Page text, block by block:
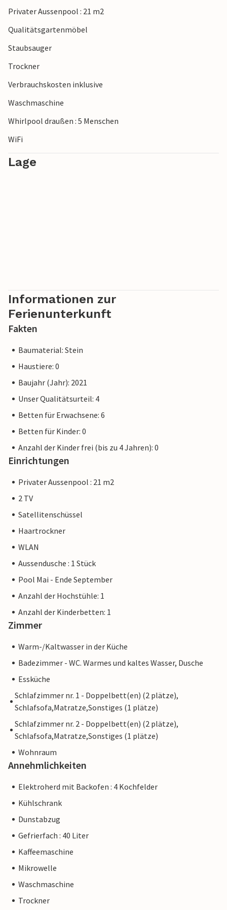
große Amphitheater.
Privater Aussenpool : 21 m2
Qualitätsgartenmöbel
Staubsauger
Trockner
Verbrauchskosten inklusive
Waschmaschine
Whirlpool draußen : 5 Menschen
WiFi
Lage
Informationen zur
Ferienunterkunft
Fakten
Baumaterial: Stein
Haustiere: 0
Baujahr (Jahr): 2021
Unser Qualitätsurteil: 4
Betten für Erwachsene: 6
Betten für Kinder: 0
Anzahl der Kinder frei (bis zu 4 Jahren): 0
Einrichtungen
Privater Aussenpool : 21 m2
2 TV
Satellitenschüssel
Haartrockner
WLAN
Aussendusche : 1 Stück
Pool Mai - Ende September
Anzahl der Hochstühle: 1
Anzahl der Kinderbetten: 1
Zimmer
Warm-/Kaltwasser in der Küche
Badezimmer - WC. Warmes und kaltes Wasser, Dusche
Essküche
Schlafzimmer nr. 1 - Doppelbett(en) (2 plätze),
Schlafsofa,Matratze,Sonstiges (1 plätze)
Schlafzimmer nr. 2 - Doppelbett(en) (2 plätze),
Schlafsofa,Matratze,Sonstiges (1 plätze)
Wohnraum
Annehmlichkeiten
Elektroherd mit Backofen : 4 Kochfelder
Kühlschrank
Dunstabzug
Gefrierfach : 40 Liter
Kaffeemaschine
Mikrowelle
Waschmaschine
Trockner